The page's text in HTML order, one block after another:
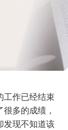
工作已经结束
多的成绩，
发现不知道该